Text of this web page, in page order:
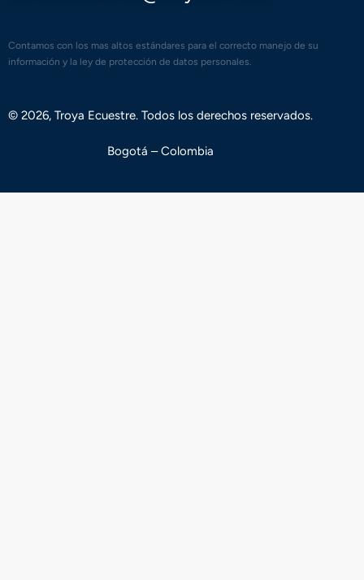
Contamos con los mas altos estándares para el correcto manejo de su
información y la ley de protección de datos personales.
© 2026, Troya Ecuestre. Todos los derechos reservados.
Bogotá – Colombia